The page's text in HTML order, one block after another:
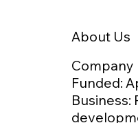
About Us
Company
Funded:
Business: